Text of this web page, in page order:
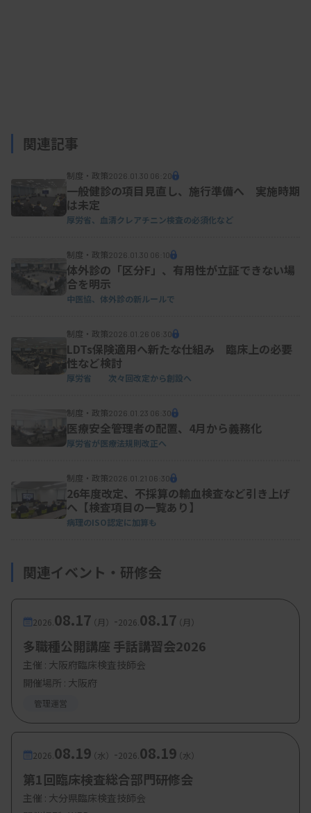
関連記事
制度・政策2026.01.30 06:20
一般健診の項目見直し、施行準備へ 実施時期
は未定
厚労省、血清クレアチニン検査の必須化など
制度・政策2026.01.30 06:10
体外診の「区分F」、有用性が立証できない場
合を明示
中医協、体外診の新ルールで
制度・政策2026.01.26 06:30
LDTs保険適用へ新たな仕組み 臨床上の必要
性など検討
厚労省 次々回改定から創設へ
制度・政策2026.01.23 06:30
医療安全管理者の配置、4月から義務化
厚労省が医療法規則改正へ
制度・政策2026.01.21 06:30
26年度改定、不採算の輸血検査など引き上げ
へ【検査項目の一覧あり】
病理のISO認定に加算も
関連イベント・研修会
2026. 08.17（月） -2026. 08.17（月）
多職種公開講座 手話講習会2026
主催 : 大阪府臨床検査技師会
開催場所 : 大阪府
管理運営
2026. 08.19（水） -2026. 08.19（水）
第1回臨床検査総合部門研修会
主催 : 大分県臨床検査技師会